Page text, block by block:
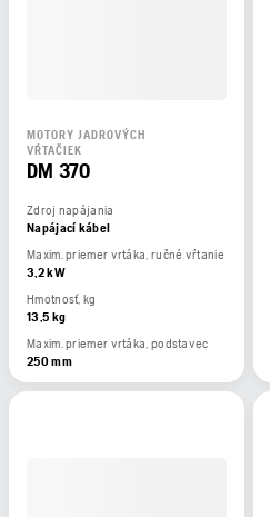
MOTORY JADROVÝCH
VŔTAČIEK
DM 370
Zdroj napájania
Napájací kábel
Maxim. priemer vrtáka, ručné vŕtanie
3,2 kW
Hmotnosť, kg
13,5 kg
Maxim. priemer vrtáka, podstavec
250 mm